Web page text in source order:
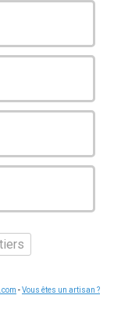
-Vous êtes un artisan ?